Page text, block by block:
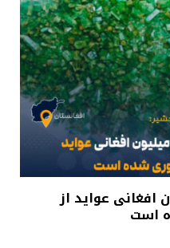
۸.۱ میلیون افغانی عواید از
است